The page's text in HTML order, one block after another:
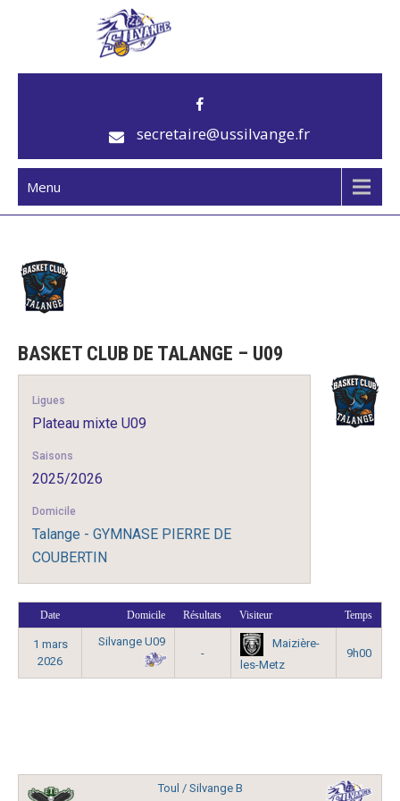
US Silvange
Club de basket
secretaire@ussilvange.fr
Menu
BASKET CLUB DE TALANGE – U09
Ligues
Plateau mixte U09
Saisons
2025/2026
Domicile
Talange - GYMNASE PIERRE DE
COUBERTIN
Date Domicile Résultats Visiteur Temps
1 mars
2026
Silvange U09
-
Maizière-
les-Metz
9h00
Toul / Silvange B